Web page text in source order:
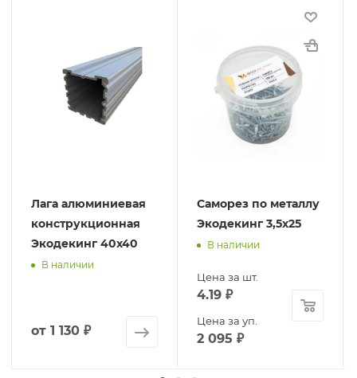
Лага алюминиевая
конструкционная
Экодекинг 40х40
В наличии
от 1 130 ₽
Саморез по металлу
Экодекинг 3,5х25
В наличии
Цена за шт.
4.19 ₽
Цена за уп.
2 095 ₽